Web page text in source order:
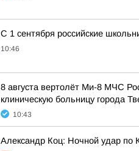
С 1 сентября российские
10:46
8 августа вертолёт Ми-8 МЧС
клиническую больницу города
10:43
Александр Коц: Ночной удар по